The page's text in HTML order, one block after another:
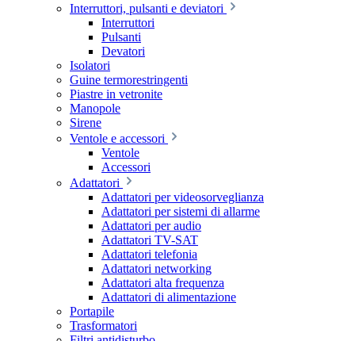
Interruttori, pulsanti e deviatori
Interruttori
Pulsanti
Devatori
Isolatori
Guine termorestringenti
Piastre in vetronite
Manopole
Sirene
Ventole e accessori
Ventole
Accessori
Adattatori
Adattatori per videosorveglianza
Adattatori per sistemi di allarme
Adattatori per audio
Adattatori TV-SAT
Adattatori telefonia
Adattatori networking
Adattatori alta frequenza
Adattatori di alimentazione
Portapile
Trasformatori